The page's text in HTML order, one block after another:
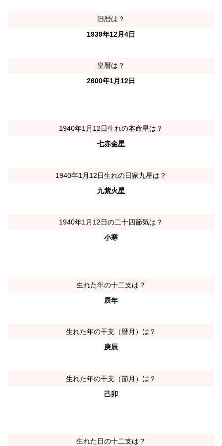
旧暦は？
1939年12月4日
皇暦は？
2600年1月12日
1940年1月12日生れの本命星は？
七赤金星
1940年1月12日生れの日家九星は？
九紫火星
1940年1月12日の二十四節気は？
小寒
生れた年の十二支は？
辰年
生れた年の干支（暦月）は？
庚辰
生れた年の干支（節月）は？
己卯
生れた日の十二支は？